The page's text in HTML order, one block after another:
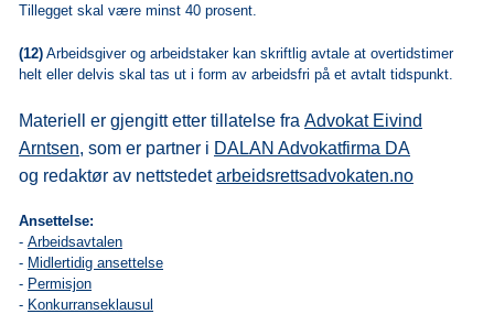
Tillegget skal være minst 40 prosent.
(12) Arbeidsgiver og arbeidstaker kan skriftlig avtale at overtidstimer
helt eller delvis skal tas ut i form av arbeidsfri på et avtalt tidspunkt.
Materiell er gjengitt etter tillatelse fraAdvokat Eivind
Arntsen, som er partner i DALAN Advokatfirma DA
og redaktør av nettstedet arbeidsrettsadvokaten.no
Ansettelse:
-Arbeidsavtalen
- Midlertidig ansettelse
- Permisjon
- Konkurranseklausul